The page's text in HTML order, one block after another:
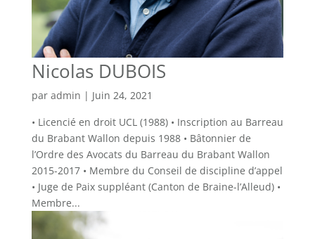
Nicolas DUBOIS
par admin | Juin 24, 2021
• Licencié en droit UCL (1988) • Inscription au Barreau
du Brabant Wallon depuis 1988 • Bâtonnier de
l’Ordre des Avocats du Barreau du Brabant Wallon
2015-2017 • Membre du Conseil de discipline d’appel
• Juge de Paix suppléant (Canton de Braine-l’Alleud) •
Membre...